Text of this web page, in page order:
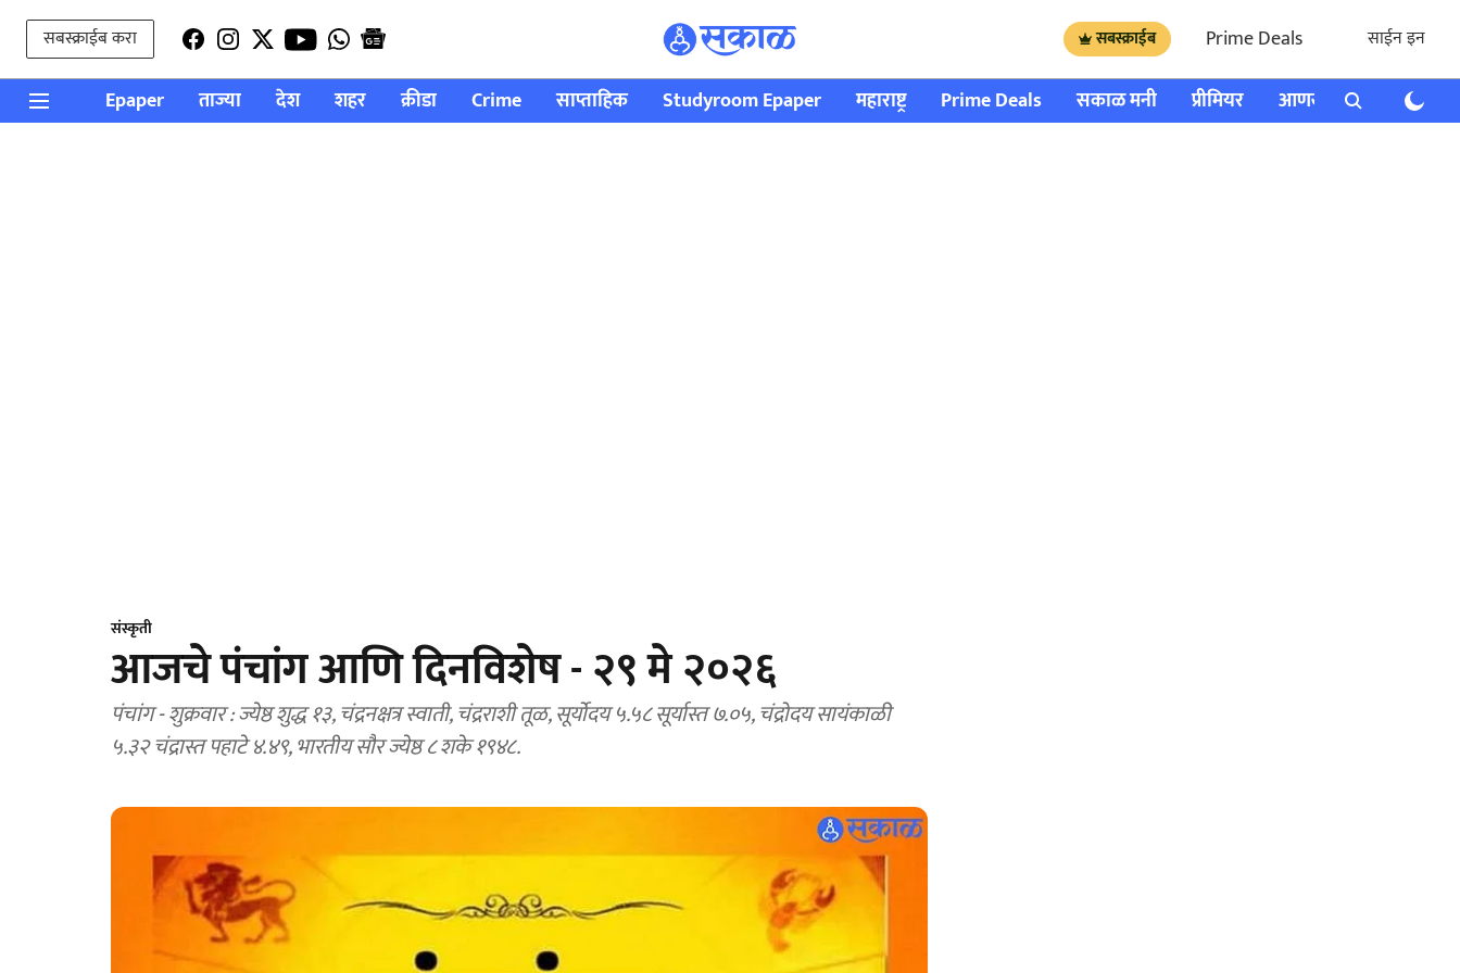
सबस्क्राईब करा सबस्क्राईब Prime Deals साईन इन
Epaper ताज्या देश शहर क्रीडा Crime साप्ताहिक Studyroom Epaper महाराष्ट्र Prime Deals सकाळ मनी प्रीमियर आणखी राशी भविष्य
संस्कृती
आजचे पंचांग आणि दिनविशेष - २९ मे २०२६
पंचांग - शुक्रवार : ज्येष्ठ शुद्ध १३, चंद्रनक्षत्र स्वाती, चंद्रराशी तूळ, सूर्योदय ५.५८ सूर्यास्त ७.०५, चंद्रोदय सायंकाळी
५.३२ चंद्रास्त पहाटे ४.४९, भारतीय सौर ज्येष्ठ ८ शके १९४८.